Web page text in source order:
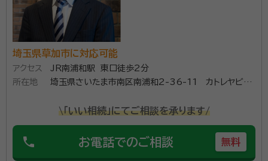
埼玉県草加市に対応可能
アクセス
JR南浦和駅 東口徒歩2分
所在地
埼玉県さいたま市南区南浦和2-36-11 カトレヤビル5
\「いい相続」にてご相談を承ります/
phone お電話でのご相談 無料